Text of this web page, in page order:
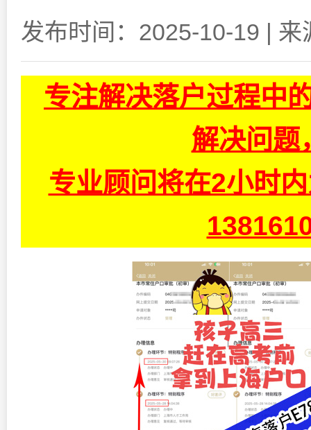
发布时间：2025-10-19 | 来
专注解决落户过程中
解决问题
专业顾问将在2小时